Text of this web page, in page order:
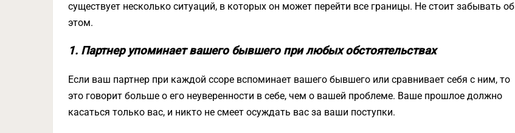
существует несколько ситуаций, в которых он может перейти все границы. Не стоит забывать об
этом.
1. Партнер упоминает вашего бывшего при любых обстоятельствах
Если ваш партнер при каждой ссоре вспоминает вашего бывшего или сравнивает себя с ним, то
это говорит больше о его неуверенности в себе, чем о вашей проблеме. Ваше прошлое должно
касаться только вас, и никто не смеет осуждать вас за ваши поступки.